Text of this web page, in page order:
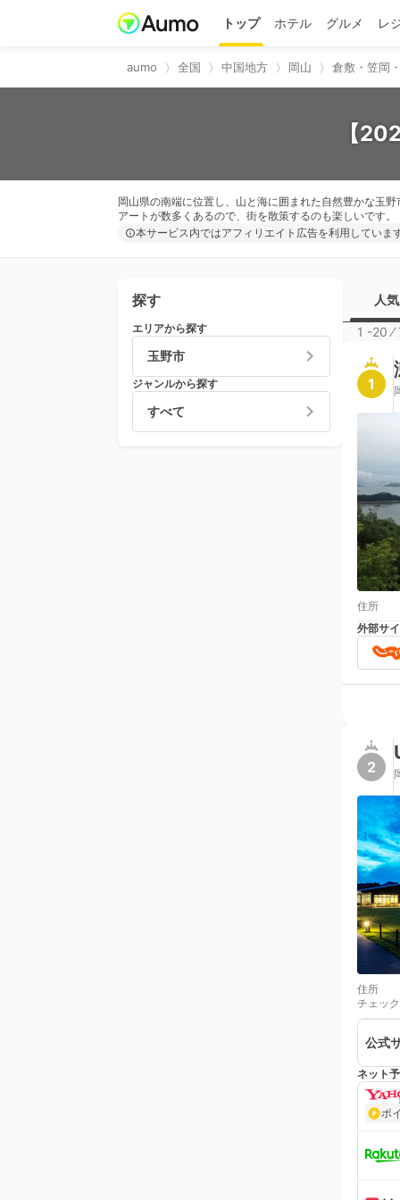
トップ ホテル グルメ レ
aumo 全国 中国地方 岡山 倉敷・笠岡
【
岡山県の南端に位置し、山と海に囲まれた自然豊かな玉
アートが数多くあるので、街を散策するのも楽しいです。
本サービス内ではアフィリエイト広告を利用していま
探す
エリアから探す
玉野市
ジャンルから探す
すべて
人
1 -20 ⁄
1
住所
外部サ
2
住所
チェッ
公式
ネット
ポ